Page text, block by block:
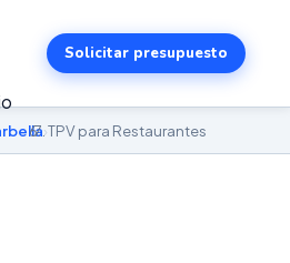
Solicitar presupuesto
›TPV para Restaurantes